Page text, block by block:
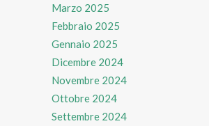
Marzo 2025
Febbraio 2025
Gennaio 2025
Dicembre 2024
Novembre 2024
Ottobre 2024
Settembre 2024